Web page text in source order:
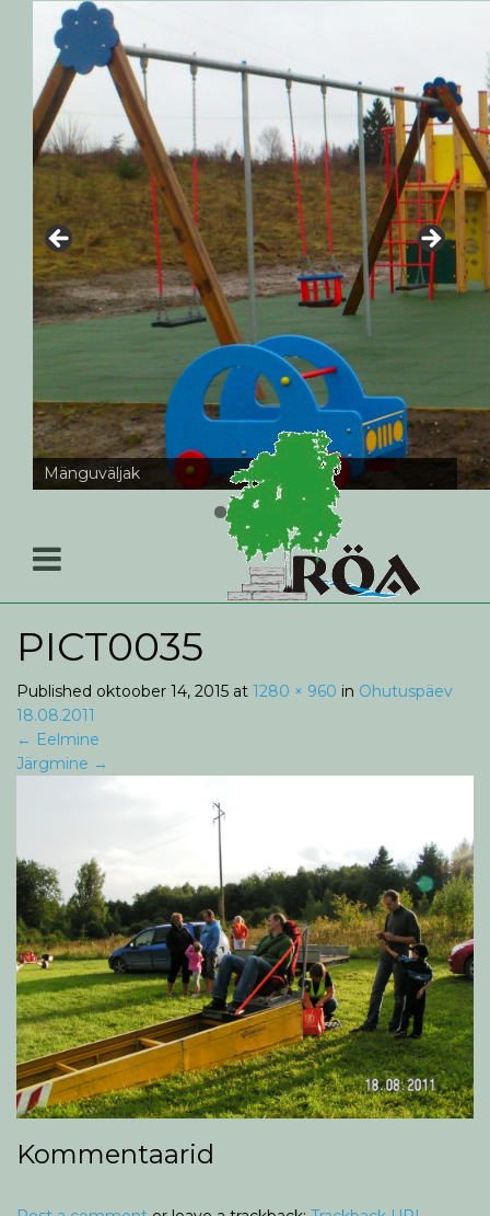
Mänguväljak
PICT0035
Published oktoober 14, 2015 at 1280 × 960 in Ohutuspäev
18.08.2011
← Eelmine
Järgmine →
Kommentaarid